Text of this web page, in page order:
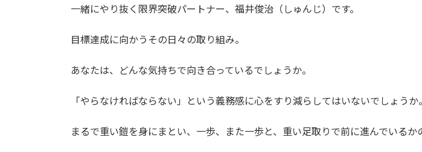
時
:
一緒にやり抜く限界突破パートナー、福井俊治（しゅんじ）です。
目標達成に向かうその日々の取り組み。
あなたは、どんな気持ちで向き合っているでしょうか。
「やらなければならない」という義務感に心をすり減らしてはいないでしょうか。
まるで重い鎧を身にまとい、一歩、また一歩と、重い足取りで前に進んでいるか